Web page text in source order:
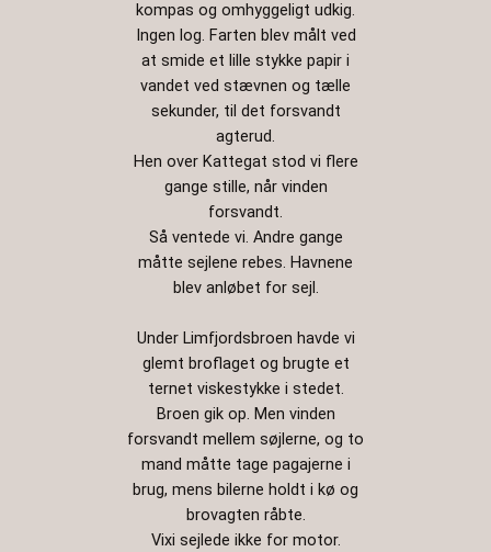
kompas og omhyggeligt udkig.
Ingen log. Farten blev målt ved
at smide et lille stykke papir i
vandet ved stævnen og tælle
sekunder, til det forsvandt
agterud.
Hen over Kattegat stod vi flere
gange stille, når vinden
forsvandt.
Så ventede vi. Andre gange
måtte sejlene rebes. Havnene
blev anløbet for sejl.
Under Limfjordsbroen havde vi
glemt broflaget og brugte et
ternet viskestykke i stedet.
Broen gik op. Men vinden
forsvandt mellem søjlerne, og to
mand måtte tage pagajerne i
brug, mens bilerne holdt i kø og
brovagten råbte.
Vixi sejlede ikke for motor.